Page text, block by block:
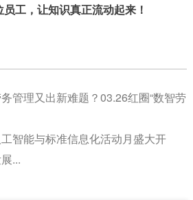
工，让知识真正流动起来！
管理又出新难题？03.26红圈“数智劳
智能与标准信息化活动月盛大开
...